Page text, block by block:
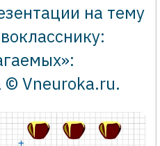
на тему
© Vneuroka.ru.